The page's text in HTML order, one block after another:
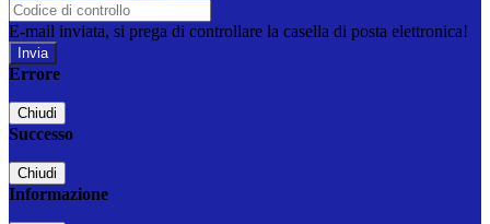
E-mail inviata, si prega di controllare la casella di posta elettronica!
Errore
Chiudi
Successo
Chiudi
Informazione